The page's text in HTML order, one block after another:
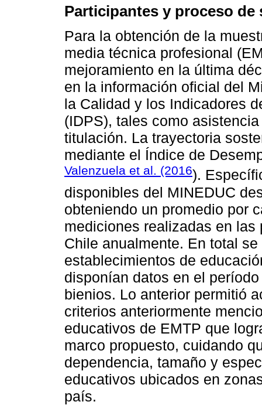
Participantes y proceso
Para la obtención de la
media técnica profesional
mejoramiento en la última
en la información oficial del
la Calidad y los Indicadores
(IDPS), tales como
titulación. La trayectoria
mediante el Índice de
Valenzuela et al. (2016).
disponibles del MINEDUC
obteniendo un promedio por
mediciones realizadas en
Chile anualmente. En total
establecimientos de
disponían datos en el
bienios. Lo anterior permitió
criterios anteriormente
educativos de EMTP que
marco propuesto, cuidando
dependencia, tamaño y
educativos ubicados en
país.